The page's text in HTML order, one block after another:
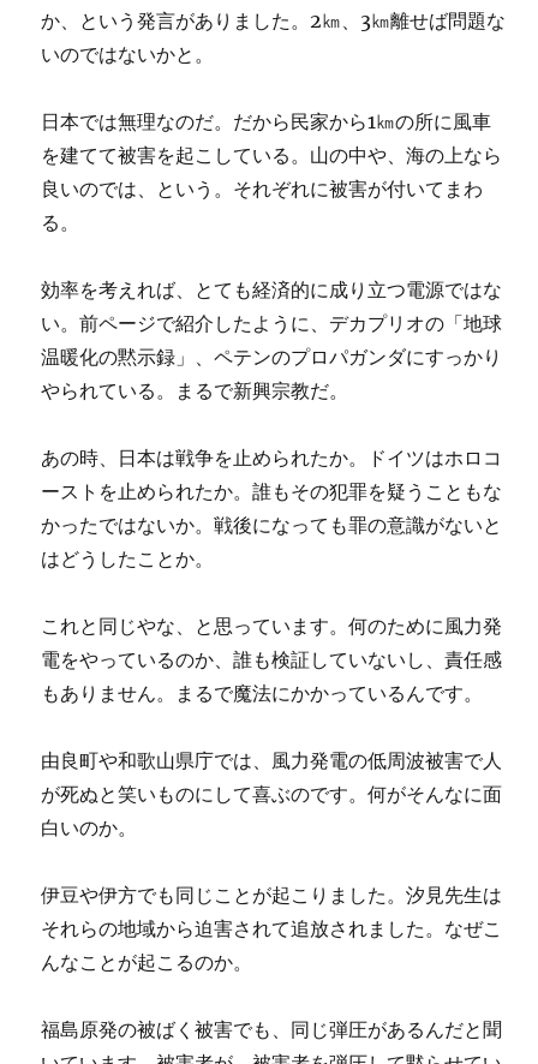
か、という発言がありました。2㎞、3㎞離せば問題な
いのではないかと。
日本では無理なのだ。だから民家から1㎞の所に風車
を建てて被害を起こしている。山の中や、海の上なら
良いのでは、という。それぞれに被害が付いてまわ
る。
効率を考えれば、とても経済的に成り立つ電源ではな
い。前ページで紹介したように、デカプリオの「地球
温暖化の黙示録」、ペテンのプロパガンダにすっかり
やられている。まるで新興宗教だ。
あの時、日本は戦争を止められたか。ドイツはホロコ
ーストを止められたか。誰もその犯罪を疑うこともな
かったではないか。戦後になっても罪の意識がないと
はどうしたことか。
これと同じやな、と思っています。何のために風力発
電をやっているのか、誰も検証していないし、責任感
もありません。まるで魔法にかかっているんです。
由良町や和歌山県庁では、風力発電の低周波被害で人
が死ぬと笑いものにして喜ぶのです。何がそんなに面
白いのか。
伊豆や伊方でも同じことが起こりました。汐見先生は
それらの地域から迫害されて追放されました。なぜこ
んなことが起こるのか。
福島原発の被ばく被害でも、同じ弾圧があるんだと聞